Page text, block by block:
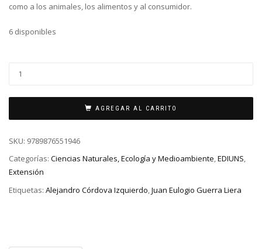
como a los animales, los alimentos y al consumidor.
6 disponibles
AGREGAR AL CARRITO
SKU: 9789876551946
Categorías: Ciencias Naturales, Ecología y Medioambiente,EDIUNS,
Extensión
Etiquetas: Alejandro Córdova Izquierdo,Juan Eulogio Guerra Liera